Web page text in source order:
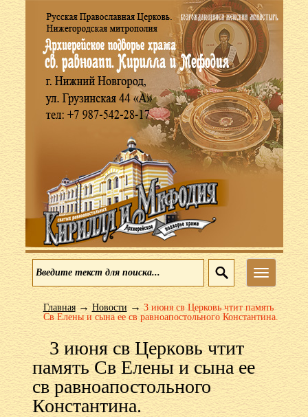
Меню
Главная→Новости→3 июня св Церковь чтит память
Св Елены и сына ее св равноапостольного Константина.
3 июня св Церковь чтит
память Св Елены и сына ее
св равноапостольного
Константина.